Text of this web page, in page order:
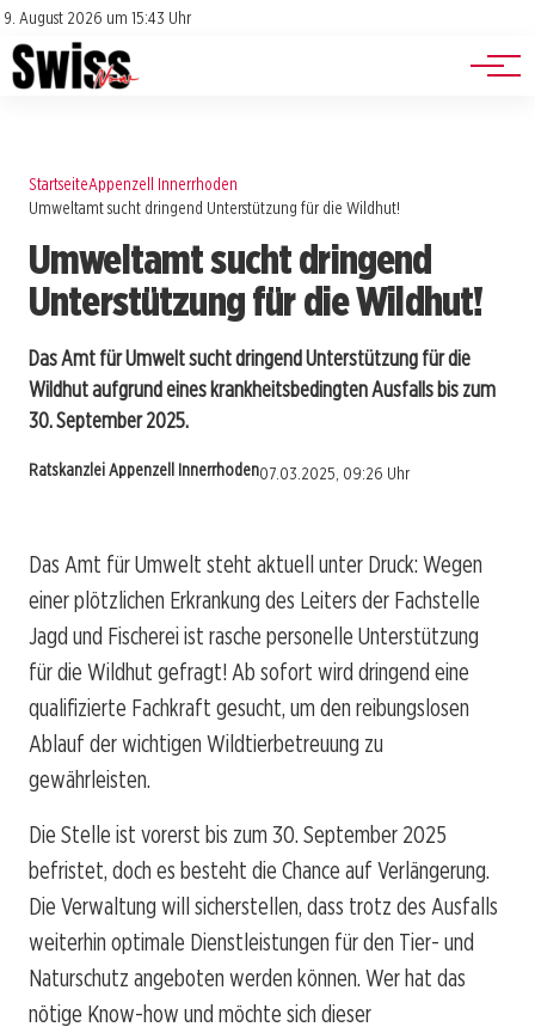
9. August 2026 um 15:43 Uhr
Impressum
Datenschutz
Jobs
Events
StartseiteAppenzell Innerrhoden
Umweltamt sucht dringend Unterstützung für die Wildhut!
Umweltamt sucht dringend
Unterstützung für die Wildhut!
Das Amt für Umwelt sucht dringend Unterstützung für die
Wildhut aufgrund eines krankheitsbedingten Ausfalls bis zum
30. September 2025.
Ratskanzlei Appenzell Innerrhoden07.03.2025, 09:26 Uhr
Das Amt für Umwelt steht aktuell unter Druck: Wegen
einer plötzlichen Erkrankung des Leiters der Fachstelle
Jagd und Fischerei ist rasche personelle Unterstützung
für die Wildhut gefragt! Ab sofort wird dringend eine
qualifizierte Fachkraft gesucht, um den reibungslosen
Ablauf der wichtigen Wildtierbetreuung zu
gewährleisten.
Die Stelle ist vorerst bis zum 30. September 2025
befristet, doch es besteht die Chance auf Verlängerung.
Die Verwaltung will sicherstellen, dass trotz des Ausfalls
weiterhin optimale Dienstleistungen für den Tier- und
Naturschutz angeboten werden können. Wer hat das
nötige Know-how und möchte sich dieser